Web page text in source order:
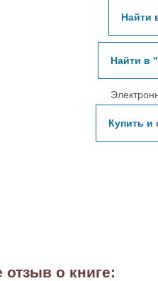
Найти
Найти в
Купить и
отзыв о книге: